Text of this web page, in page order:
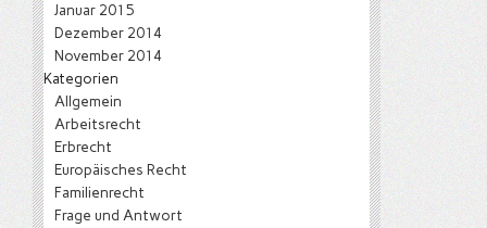
Januar 2015
Dezember 2014
November 2014
Kategorien
Allgemein
Arbeitsrecht
Erbrecht
Europäisches Recht
Familienrecht
Frage und Antwort